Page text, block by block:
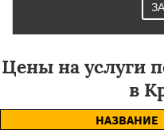
Цены на услуги
в
НАЗВАНИЕ